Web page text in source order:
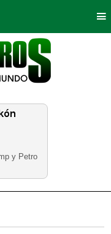
y Petro
Deportes
Neira